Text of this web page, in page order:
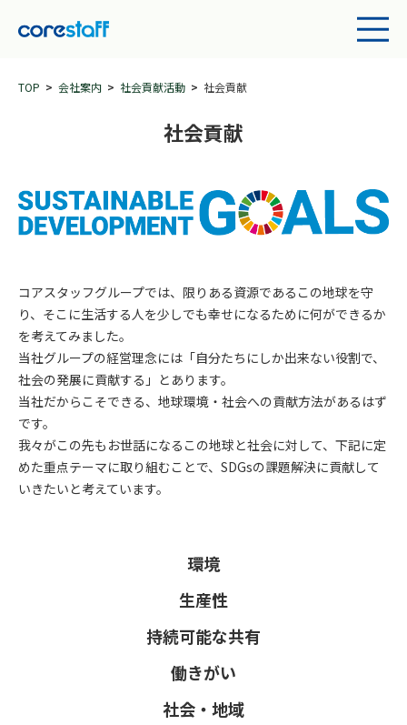
TOP 会社案内 社会貢献活動 社会貢献
社会貢献
コアスタッフグループでは、限りある資源であるこの地球を守
り、そこに生活する人を少しでも幸せになるために何ができるか
を考えてみました。
当社グループの経営理念には「自分たちにしか出来ない役割で、
社会の発展に貢献する」とあります。
当社だからこそできる、地球環境・社会への貢献方法があるはず
です。
我々がこの先もお世話になるこの地球と社会に対して、下記に定
めた重点テーマに取り組むことで、SDGsの課題解決に貢献して
いきたいと考えています。
環境
生産性
持続可能な共有
働きがい
社会・地域